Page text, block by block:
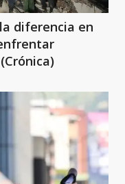
diferencia en